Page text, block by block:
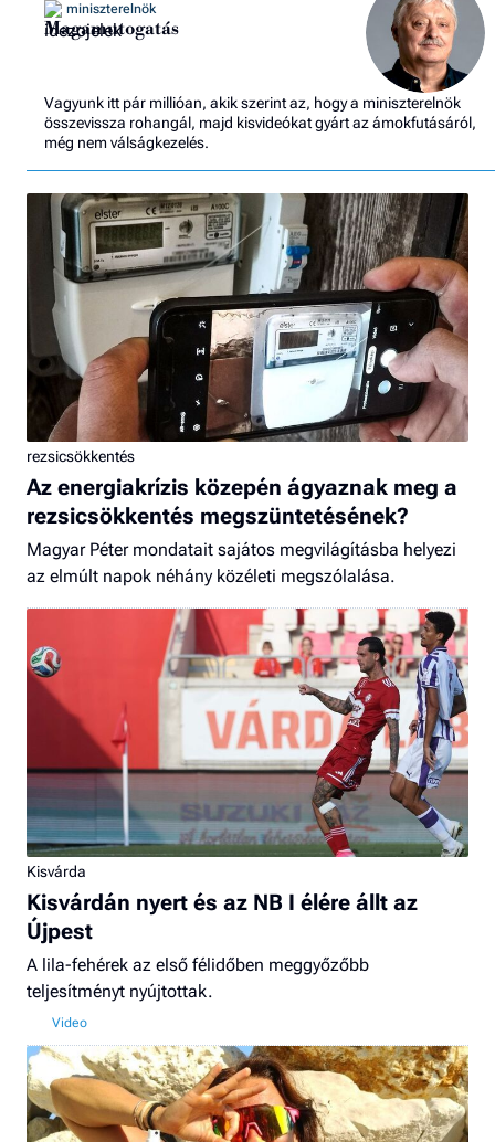
miniszterelnök
Magamutogatás
Vagyunk itt pár millióan, akik szerint az, hogy a miniszterelnök
összevissza rohangál, majd kisvideókat gyárt az ámokfutásáról,
még nem válságkezelés.
rezsicsökkentés
Az energiakrízis közepén ágyaznak meg a
rezsicsökkentés megszüntetésének?
Magyar Péter mondatait sajátos megvilágításba helyezi
az elmúlt napok néhány közéleti megszólalása.
Kisvárda
Kisvárdán nyert és az NB I élére állt az
Újpest
A lila-fehérek az első félidőben meggyőzőbb
teljesítményt nyújtottak.